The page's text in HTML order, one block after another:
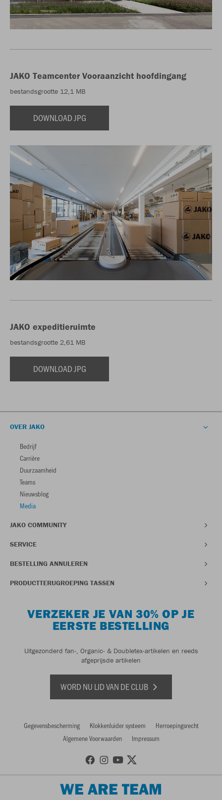
JAKO Teamcenter Vooraanzicht hoofdingang
bestandsgrootte 12,1 MB
DOWNLOAD JPG
JAKO expeditieruimte
bestandsgrootte 2,61 MB
DOWNLOAD JPG
OVER JAKO
Bedrijf
Carrière
Duurzaamheid
Teams
Nieuwsblog
Media
JAKO COMMUNITY
SERVICE
BESTELLING ANNULEREN
PRODUCTTERUGROEPING TASSEN
VERZEKER JE VAN 30% OP JE
EERSTE BESTELLING
Uitgezonderd fan-, Organic- & Doubletex-artikelen en reeds
afgeprijsde artikelen
WORD NU LID VAN DE CLUB
Gegevensbescherming Klokkenluider systeem
Herroepingsrecht
Algemene Voorwaarden
Impressum
WE ARE TEAM